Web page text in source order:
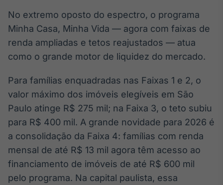
No extremo oposto do espectro, o programa
Minha Casa, Minha Vida — agora com faixas de
renda ampliadas e tetos reajustados — atua
como o grande motor de liquidez do mercado.
Para famílias enquadradas nas Faixas 1 e 2, o
valor máximo dos imóveis elegíveis em São
Paulo atinge R$ 275 mil; na Faixa 3, o teto subiu
para R$ 400 mil. A grande novidade para 2026 é
a consolidação da Faixa 4: famílias com renda
mensal de até R$ 13 mil agora têm acesso ao
financiamento de imóveis de até R$ 600 mil
pelo programa. Na capital paulista, essa